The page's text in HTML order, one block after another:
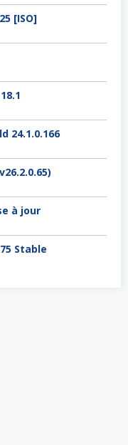
[ISO]
24.1.0.166
à jour
Stable